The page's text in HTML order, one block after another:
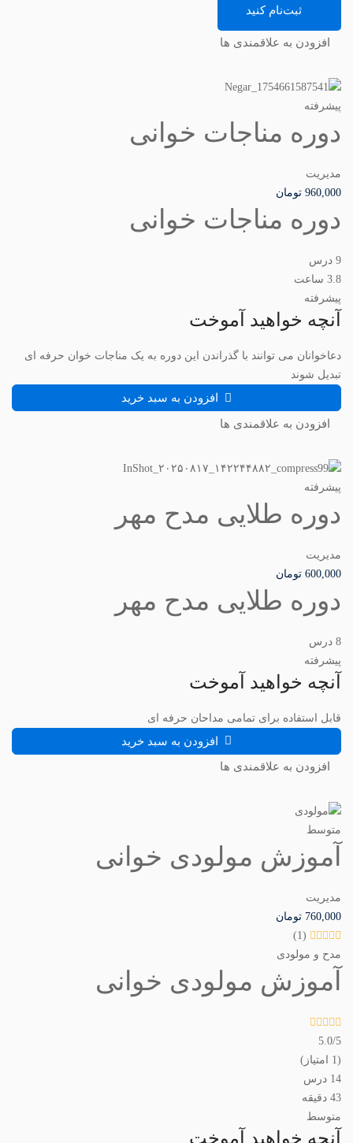
ثبت‌نام کنید
افزودن به علاقمندی ها
پیشرفته
دوره مناجات خوانی
مدیریت
960,000 تومان
دوره مناجات خوانی
9 درس
3.8 ساعت
پیشرفته
آنچه خواهید آموخت
دعاخوانان می توانند با گذراندن این دوره به یک مناجات خوان حرفه ای
تبدیل شوند
افزودن به سبد خرید
افزودن به علاقمندی ها
پیشرفته
دوره طلایی مدح مهر
مدیریت
600,000 تومان
دوره طلایی مدح مهر
8 درس
پیشرفته
آنچه خواهید آموخت
قابل استفاده برای تمامی مداحان حرفه ای
افزودن به سبد خرید
افزودن به علاقمندی ها
متوسط
آموزش مولودی خوانی
مدیریت
760,000 تومان
(1)
مدح و مولودی
آموزش مولودی خوانی
5.0/5
(1 امتیاز)
14 درس
43 دقیقه
متوسط
آنچه خواهید آموخت